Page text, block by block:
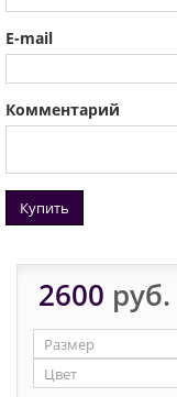
E-mail
Комментарий
Купить
2600 руб.